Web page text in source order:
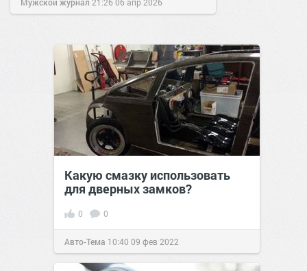
Какую смазку использовать
для дверных замков?
0 0
Авто-Тема 10:40 09 фев 2022